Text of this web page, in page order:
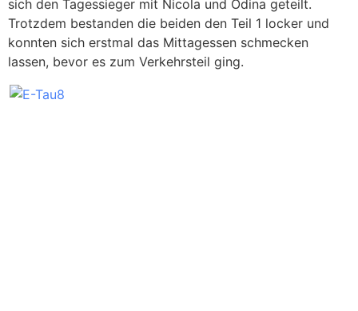
sich den Tagessieger mit Nicola und Odina geteilt.
Trotzdem bestanden die beiden den Teil 1 locker und
konnten sich erstmal das Mittagessen schmecken
lassen, bevor es zum Verkehrsteil ging.